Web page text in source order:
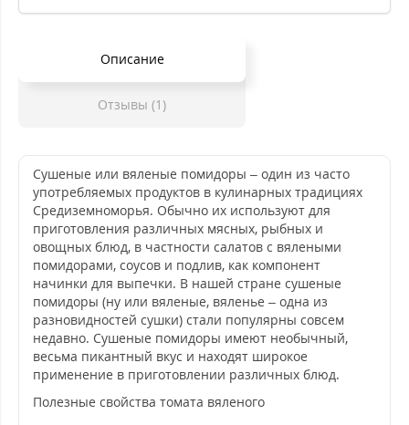
Описание
Отзывы (1)
Сушеные или вяленые помидоры – один из часто
употребляемых продуктов в кулинарных традициях
Средиземноморья. Обычно их используют для
приготовления различных мясных, рыбных и
овощных блюд, в частности салатов с вялеными
помидорами, соусов и подлив, как компонент
начинки для выпечки. В нашей стране сушеные
помидоры (ну или вяленые, вяленье – одна из
разновидностей сушки) стали популярны совсем
недавно. Сушеные помидоры имеют необычный,
весьма пикантный вкус и находят широкое
применение в приготовлении различных блюд.
Полезные свойства томата вяленого